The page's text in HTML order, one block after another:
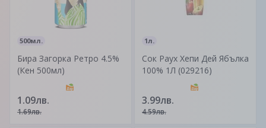
500мл.
Бира Загорка Pетро 4.5%
(Кен 500мл)
1.09лв.
1.69лв.
1л.
Сок Раух Хепи Дей Ябълка
100% 1Л (029216)
3.99лв.
4.59лв.